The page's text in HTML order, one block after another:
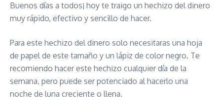
Buenos días a todos¡ hoy te traigo un hechizo del dinero
muy rápido, efectivo y sencillo de hacer.
Para este hechizo del dinero solo necesitaras una hoja
de papel de este tamaño y un lápiz de color negro. Te
recomiendo hacer este hechizo cualquier día de la
semana, pero puede ser potenciado al hacerlo una
noche de luna creciente o llena.